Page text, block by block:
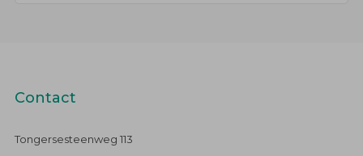
Contact
Tongersesteenweg 113